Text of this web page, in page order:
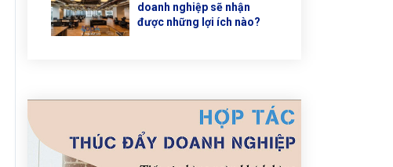
doanh nghiệp sẽ nhận
được những lợi ích nào?